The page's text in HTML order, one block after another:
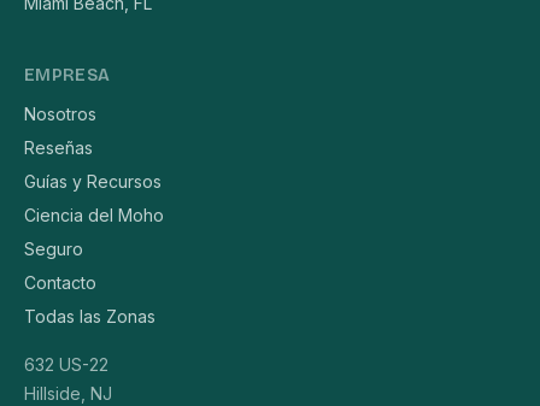
EMPRESA
Nosotros
Reseñas
Guías y Recursos
Ciencia del Moho
Seguro
Contacto
Todas las Zonas
632 US-22
Hillside, NJ